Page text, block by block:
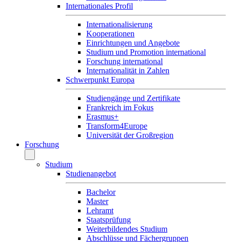
Internationales Profil
Internationalisierung
Kooperationen
Einrichtungen und Angebote
Studium und Promotion international
Forschung international
Internationalität in Zahlen
Schwerpunkt Europa
Studiengänge und Zertifikate
Frankreich im Fokus
Erasmus+
Transform4Europe
Universität der Großregion
Forschung
Studium
Studienangebot
Bachelor
Master
Lehramt
Staatsprüfung
Weiterbildendes Studium
Abschlüsse und Fächergruppen